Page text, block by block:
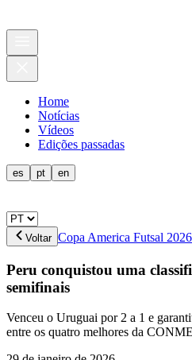
Home
Notícias
Vídeos
Edições passadas
es pt en
Voltar Copa America Futsal 2026
Peru conquistou uma
semifinais
Venceu o Uruguai por 2 a 1 e
entre os quatro melhores da